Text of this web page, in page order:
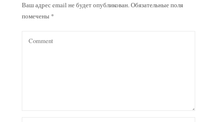
Ваш адрес email не будет опубликован.Обязательные поля
помечены *